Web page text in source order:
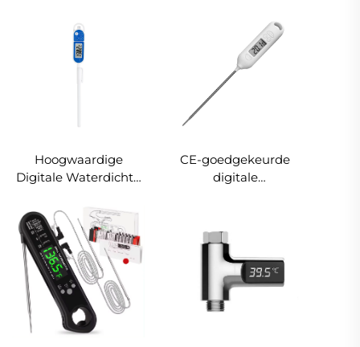
Temperatuur Pistool
Hygrometer Theorie
Batterij OEM ODM
Pizza Oven
Kooktoestel
Hoogwaardige
Digitale Waterdichte
Friteerpan
Voedselthermometer
CE-goedgekeurde
digitale
en olie-
temperatuurtester
MAX MIN
Hoogtemperatuursensor
voor koken